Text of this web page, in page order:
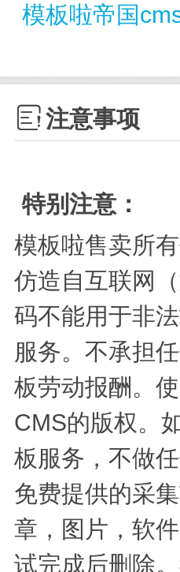
模板啦帝国
注意事项
特别注意：
模板啦售卖所
仿造自互联网
码不能用于非
服务。不承担
板劳动报酬。
CMS的版权。
板服务，不做
免费提供的采
章，图片，软
试完成后删除